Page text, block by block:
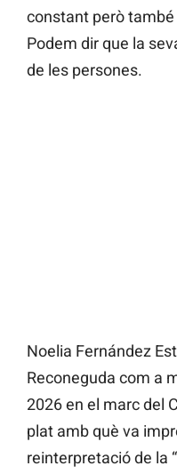
constant però també
Podem dir que la
de les persones.
Noelia Fernández
Reconeguda com a
2026 en el marc del
plat amb què va
reinterpretació de la